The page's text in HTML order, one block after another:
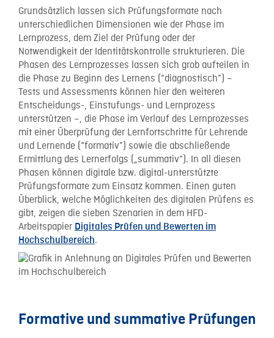
Grundsätzlich lassen sich Prüfungsformate nach
unterschiedlichen Dimensionen wie der Phase im
Lernprozess, dem Ziel der Prüfung oder der
Notwendigkeit der Identitätskontrolle strukturieren. Die
Phasen des Lernprozesses lassen sich grob aufteilen in
die Phase zu Beginn des Lernens (“diagnostisch”) –
Tests und Assessments können hier den weiteren
Entscheidungs-, Einstufungs- und Lernprozess
unterstützen –, die Phase im Verlauf des Lernprozesses
mit einer Überprüfung der Lernfortschritte für Lehrende
und Lernende (“formativ”) sowie die abschließende
Ermittlung des Lernerfolgs („summativ“). In all diesen
Phasen können digitale bzw. digital-unterstützte
Prüfungsformate zum Einsatz kommen. Einen guten
Überblick, welche Möglichkeiten des digitalen Prüfens es
gibt, zeigen die sieben Szenarien in dem HFD-
Arbeitspapier Digitales Prüfen und Bewerten im
Hochschulbereich.
Formative und summative Prüfungen